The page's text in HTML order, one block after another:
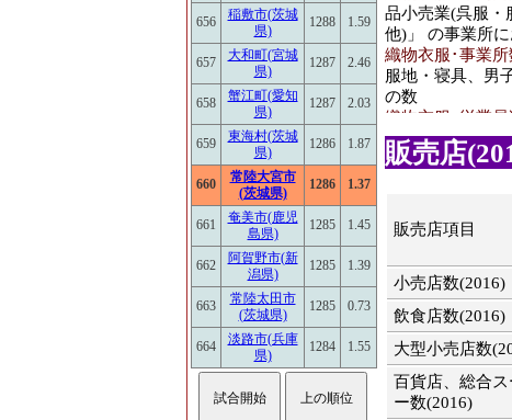
機械器具･事業
(2016)
機械器具･従業
(2016)
機械器具･売り
その他･事業所
(2016)
無店舗･年間商
売額(2016)
無店舗･事業所数
(2016)
無店舗･従業員
(2016)
品小売業(呉服・
他)」 の事業所
織物衣服･事業所
服地・寝具、男
の数
織物衣服･従業
服・服地・寝具
従事している人
(呉服・服地・
品を販売用に実
飲食料･年間商
品、野菜・果実
ける有体商品の
飲食料･事業所数
実、食肉、鮮魚
飲食料･従業員数
果実、食肉、鮮
数
飲食料･売り場
販売店
販売店項目
小売店数(2016)
飲食店数(2016)
大型小売店数
百貨店、総合ス
ー数(2016)
656
稲敷市(茨城
県)
1288 1.59
657
大和町(宮城
県)
1287 2.46
658
蟹江町(愛知
県)
1287 2.03
659
東海村(茨城
県)
1286 1.87
660
常陸大宮市
(茨城県)
1286 1.37
661
奄美市(鹿児
島県)
1285 1.45
662
阿賀野市(新
潟県)
1285 1.39
663
常陸太田市
(茨城県)
1285 0.73
664
淡路市(兵庫
県)
1284 1.55